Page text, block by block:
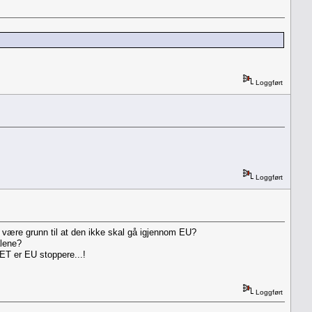
Loggført
Loggført
grunn til at den ikke skal gå igjennom EU?
er EU stoppere...!
Loggført